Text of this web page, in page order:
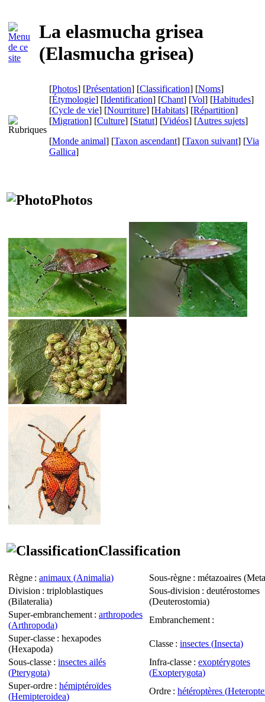
La elasmucha grisea
(Elasmucha grisea)
[Photos] [Présentation] [Classification] [Noms]
[Étymologie] [Identification] [Chant] [Vol] [Habitudes]
[Cycle de vie] [Nourriture] [Habitats] [Répartition]
[Migration] [Culture] [Statut] [Vidéos] [Autres sujets]
[Monde animal] [Taxon ascendant] [Taxon suivant] [Via
Gallica]
Photos
Classification
Règne : animaux (Animalia) Sous-règne : métazoaires (
Division : triploblastiques
(Bilateralia)
Sous-division : deutérostomes
(Deuterostomia)
Super-embranchement : arthropodes
(Arthropoda)
Embranchement :
Super-classe : hexapodes
(Hexapoda)
Classe : insectes (Insecta)
Sous-classe : insectes ailés
(Pterygota)
Infra-classe : exoptérygotes
(Exopterygota)
Super-ordre : hémiptéroïdes
(Hemipteroidea)
Ordre : hétéroptères (